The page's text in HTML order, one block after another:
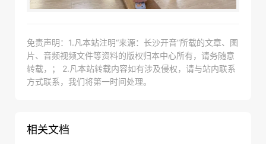
免责声明：1.凡本站注明“来源：长沙开音”所载的文章、图
片、音频视频文件等资料的版权归本中心所有，请务随意
转载，； 2.凡本站转载内容如有涉及侵权，请与站内联系
方式联系，我们将第一时间处理。
相关文档